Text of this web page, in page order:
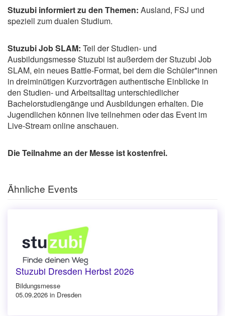
Stuzubi informiert zu den Themen: Ausland, FSJ und
speziell zum dualen Studium.
Stuzubi Job SLAM: Teil der Studien- und
Ausbildungsmesse Stuzubi ist außerdem der Stuzubi Job
SLAM, ein neues Battle-Format, bei dem die Schüler*innen
in dreiminütigen Kurzvorträgen authentische Einblicke in
den Studien- und Arbeitsalltag unterschiedlicher
Bachelorstudiengänge und Ausbildungen erhalten. Die
Jugendlichen können live teilnehmen oder das Event im
Live-Stream online anschauen.
Die Teilnahme an der Messe ist kostenfrei.
Ähnliche Events
Stuzubi Dresden Herbst 2026
Bildungsmesse
05.09.2026 in Dresden